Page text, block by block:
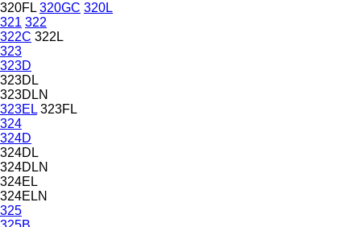
320FL 320GC 320L
321 322
322C 322L
323
323D
323DL
323DLN
323EL 323FL
324
324D
324DL
324DLN
324EL
324ELN
325